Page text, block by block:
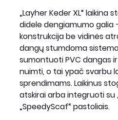
„Layher Keder XL“ laikina
didele dengiamumo galia
konstrukcija be vidinės
dangų stumdoma
sumontuoti PVC dangas
nuimti, o tai ypač svarbu
sprendimams. Laikinus
atskirai arba integruoti su
„SpeedyScaf“ pastoliais.